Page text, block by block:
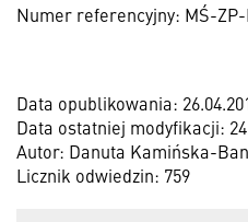
Numer referencyjny: MŚ-
Data opublikowania:
Data ostatniej modyfikacji:
Autor: Danuta Kamińska-
Licznik odwiedzin: 759